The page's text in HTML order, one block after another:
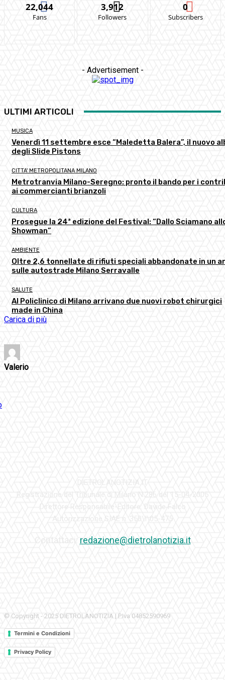
22,044
Fans
3,912
Followers
0
Subscribers
- Advertisement -
ULTIMI ARTICOLI
MUSICA
Venerdì 11 settembre esce “Maledetta Balera”, il nuovo
degli Slide Pistons
CITTA' METROPOLITANA MILANO
Metrotranvia Milano-Seregno: pronto il bando per i
ai commercianti brianzoli
CULTURA
Prosegue la 24ª edizione del Festival: “Dallo Sciamano
Showman”
AMBIENTE
Oltre 2,6 tonnellate di rifiuti speciali abbandonate in un
sulle autostrade Milano Serravalle
SALUTE
Al Policlinico di Milano arrivano due nuovi robot chirurgici
made in China
Carica di più
Valerio
redazione@dietrolanotizia.it
© Copyright - 2025 DIETROLANOTIZIA | P.Iva 04852590969
Termini e Condizioni
Privacy Policy